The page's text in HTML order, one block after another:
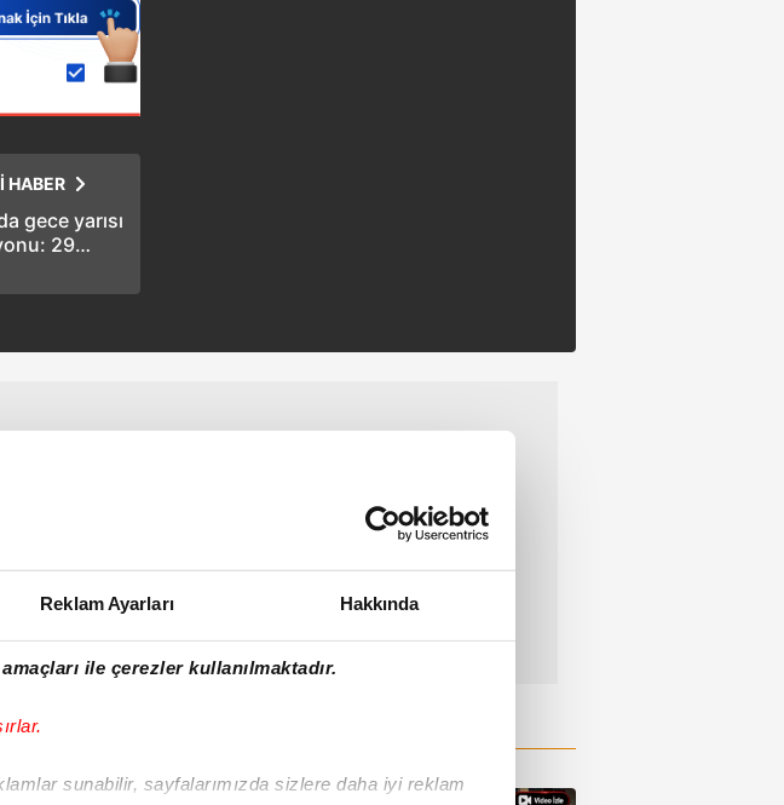
Reklam Ayarları Hakkında
ile çerezler kullanılmaktadır.
sunabilir, sayfalarımızda sizlere daha iyi reklam
HABER
gece yarısı
29